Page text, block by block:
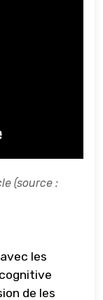
(source :
les
de les